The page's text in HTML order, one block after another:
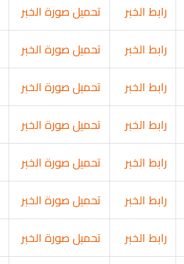
رابط الخبر تحميل صورة الخبر
رابط الخبر تحميل صورة الخبر
رابط الخبر تحميل صورة الخبر
رابط الخبر تحميل صورة الخبر
رابط الخبر تحميل صورة الخبر
رابط الخبر تحميل صورة الخبر
رابط الخبر تحميل صورة الخبر